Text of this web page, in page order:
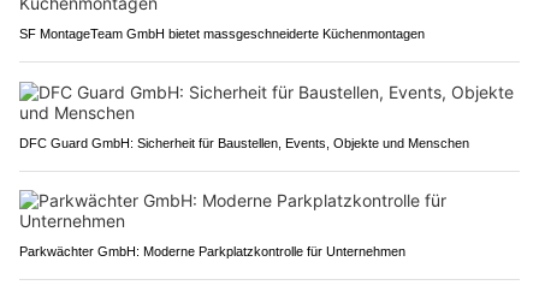
SF MontageTeam GmbH bietet massgeschneiderte Küchenmontagen
DFC Guard GmbH: Sicherheit für Baustellen, Events, Objekte und Menschen
Parkwächter GmbH: Moderne Parkplatzkontrolle für Unternehmen